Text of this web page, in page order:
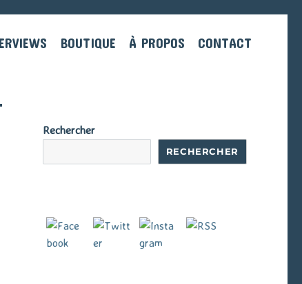
BOUTIQUE À PROPOS CONTACT
Rechercher
RECHERCHER